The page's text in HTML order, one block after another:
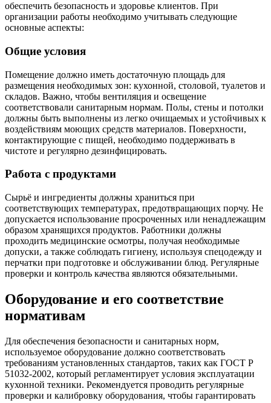
обеспечить безопасность и здоровье клиентов. При
организации работы необходимо учитывать следующие
основные аспекты:
Общие условия
Помещение должно иметь достаточную площадь для
размещения необходимых зон: кухонной, столовой, туалетов и
складов. Важно, чтобы вентиляция и освещение
соответствовали санитарным нормам. Полы, стены и потолки
должны быть выполнены из легко очищаемых и устойчивых к
воздействиям моющих средств материалов. Поверхности,
контактирующие с пищей, необходимо поддерживать в
чистоте и регулярно дезинфицировать.
Работа с продуктами
Сырьё и ингредиенты должны храниться при
соответствующих температурах, предотвращающих порчу. Не
допускается использование просроченных или ненадлежащим
образом хранящихся продуктов. Работники должны
проходить медицинские осмотры, получая необходимые
допуски, а также соблюдать гигиену, используя спецодежду и
перчатки при подготовке и обслуживании блюд. Регулярные
проверки и контроль качества являются обязательными.
Оборудование и его соответствие
нормативам
Для обеспечения безопасности и санитарных норм,
используемое оборудование должно соответствовать
требованиям установленных стандартов, таких как ГОСТ Р
51032-2002, который регламентирует условия эксплуатации
кухонной техники. Рекомендуется проводить регулярные
проверки и калибровку оборудования, чтобы гарантировать